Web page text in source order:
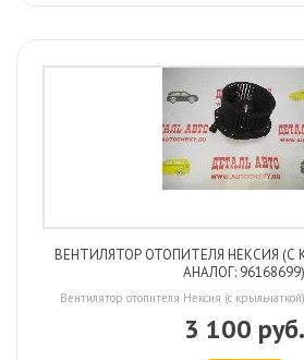
ВЕНТИЛЯТОР ОТОПИТЕЛЯ НЕКСИЯ (С
АНАЛОГ: 96168699)
Вентилятор отопителя Нексия (с
3 100 руб.